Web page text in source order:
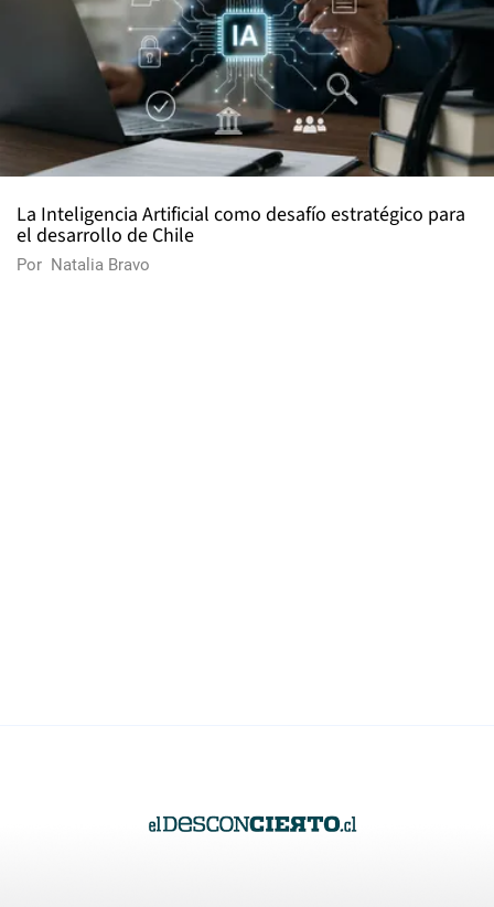
La Inteligencia Artificial como desafío estratégico para
el desarrollo de Chile
Por Natalia Bravo